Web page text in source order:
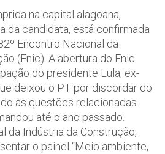
na capital alagoana,
da candidata, está confirmada
Encontro Nacional da
(Enic). A abertura do Enic
do presidente Lula, ex-
deixou o PT por discordar do
às questões relacionadas
até o ano passado.
da Indústria da Construção,
o painel “Meio ambiente,